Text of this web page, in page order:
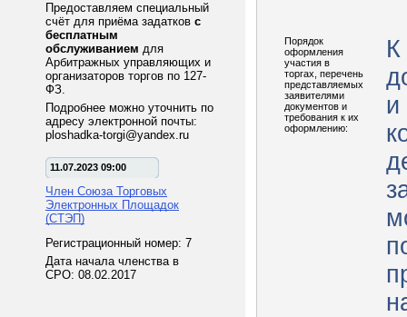
Предоставляем специальный
счёт для приёма задатков с
бесплатным
обслуживанием для
Арбитражных управляющих и
организаторов торгов по 127-
ФЗ.
Подробнее можно уточнить по
адресу электронной почты:
ploshadka-torgi@yandex.ru
11.07.2023 09:00
Член Союза Торговых
Электронных Площадок
(СТЭП)
Регистрационный номер: 7
Дата начала членства в
СРО: 08.02.2017
Порядок
оформления
участия в
торгах, перечень
представляемых
заявителями
документов и
требования к их
оформлению:
К
и